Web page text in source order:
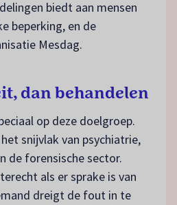
biedt aan mensen
beperking, en de
Mesdag.
dan behandelen
op deze doelgroep.
snijvlak van psychiatrie,
de forensische sector.
als er sprake is van
dreigt de fout in te